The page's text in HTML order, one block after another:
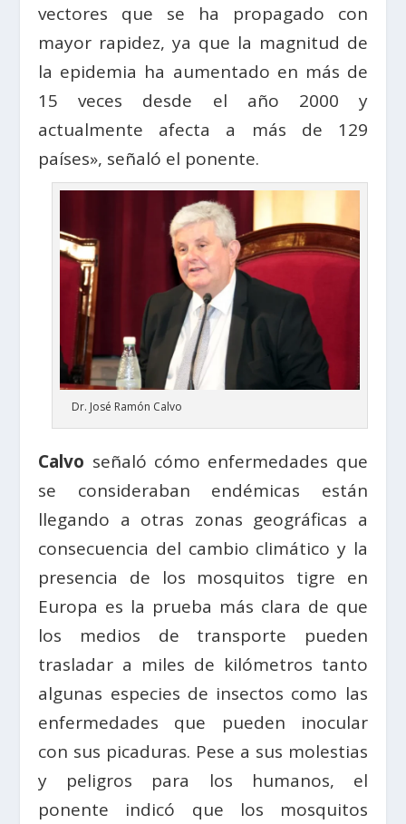
vectores que se ha propagado con
mayor rapidez, ya que la magnitud de
la epidemia ha aumentado en más de
15 veces desde el año 2000 y
actualmente afecta a más de 129
países», señaló el ponente.
Dr. José Ramón Calvo
Calvo señaló cómo enfermedades que
se consideraban endémicas están
llegando a otras zonas geográficas a
consecuencia del cambio climático y la
presencia de los mosquitos tigre en
Europa es la prueba más clara de que
los medios de transporte pueden
trasladar a miles de kilómetros tanto
algunas especies de insectos como las
enfermedades que pueden inocular
con sus picaduras. Pese a sus molestias
y peligros para los humanos, el
ponente indicó que los mosquitos